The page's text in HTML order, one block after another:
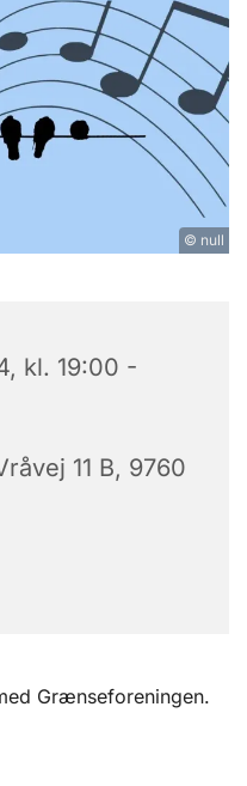
© null
kl. 19:00 -
11 B, 9760
Grænseforeningen.